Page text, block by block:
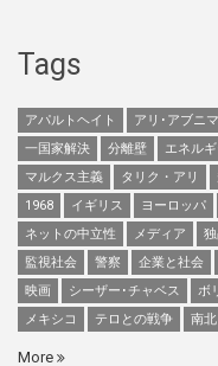
Tags
アパルトヘイト アリ･アブニ
一国家解決
分離壁 エネル
マルクス主義
タリク・アリ
1968
イギリス ヨーロッパ
ネットの中立性
メディア
監視社会
警察 企業と社会
映画
シーザー･チャベス ボ
メキシコ
テロとの戦争 南北
More